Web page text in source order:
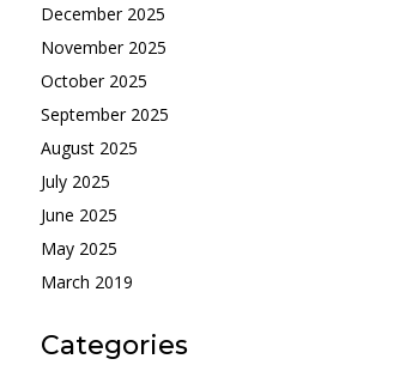
December 2025
November 2025
October 2025
September 2025
August 2025
July 2025
June 2025
May 2025
March 2019
Categories